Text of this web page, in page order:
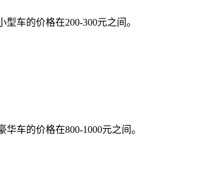
车的价格在200-300元之间。
车的价格在800-1000元之间。